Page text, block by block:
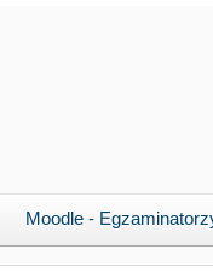
Moodle -